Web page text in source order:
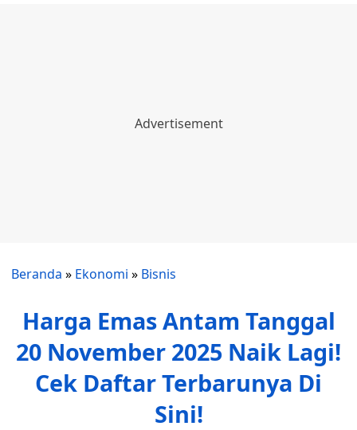
Beranda » Ekonomi » Bisnis
Harga Emas Antam Tanggal
20 November 2025 Naik Lagi!
Cek Daftar Terbarunya Di
Sini!